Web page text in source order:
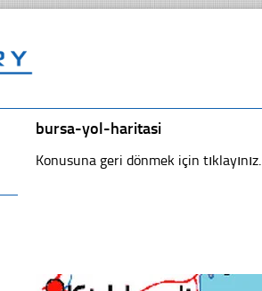
bursa-yol-haritasi
Konusuna geri dönmek için tıklayınız.